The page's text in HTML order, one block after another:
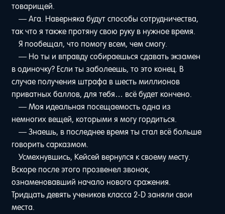
товарищей.
— Ага. Наверняка будут способы сотрудничества,
так что я также протяну свою руку в нужное время.
Я пообещал, что помогу всем, чем смогу.
— Но ты и вправду собираешься сдавать экзамен
в одиночку? Если ты заболеешь, то это конец. В
случае получения штрафа в шесть миллионов
приватных баллов, для тебя… всё будет кончено.
— Моя идеальная посещаемость одна из
немногих вещей, которыми я могу гордиться.
— Знаешь, в последнее время ты стал всё больше
говорить сарказмом.
Усмехнувшись, Кейсей вернулся к своему месту.
Вскоре после этого прозвенел звонок,
ознаменовавший начало нового сражения.
Тридцать девять учеников класса 2-D заняли свои
места.